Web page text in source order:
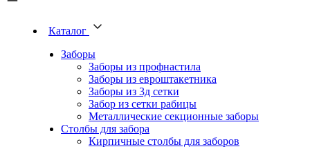
Каталог
Заборы
Заборы из профнастила
Заборы из евроштакетника
Заборы из 3д сетки
Забор из сетки рабицы
Металлические секционные заборы
Столбы для забора
Кирпичные столбы для заборов